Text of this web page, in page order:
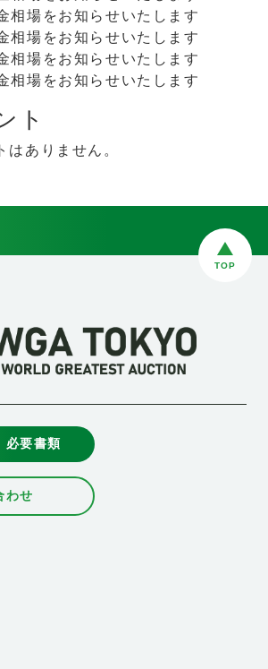
相場をお知らせいたします
相場をお知らせいたします
相場をお知らせいたします
相場をお知らせいたします
ト
はありません。
TOP
必要書類
わせ